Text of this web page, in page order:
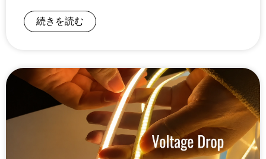
続きを読む